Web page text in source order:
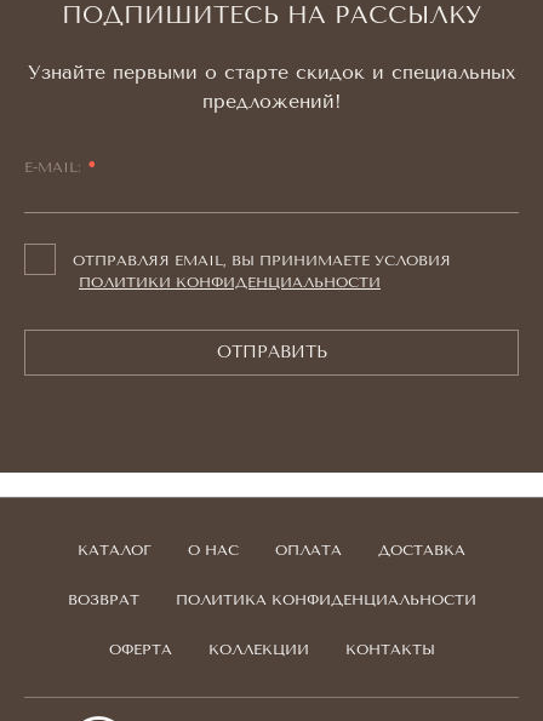
ПОДПИШИТЕСЬ НА РАССЫЛКУ
Узнайте первыми о старте скидок и специальных
предложений!
E-MAIL:
ОТПРАВЛЯЯ EMAIL, ВЫ ПРИНИМАЕТЕ УСЛОВИЯ
ПОЛИТИКИ КОНФИДЕНЦИАЛЬНОСТИ
ОТПРАВИТЬ
КАТАЛОГ О НАС ОПЛАТА ДОСТАВКА
ВОЗВРАТ ПОЛИТИКА КОНФИДЕНЦИАЛЬНОСТИ
ОФЕРТА КОЛЛЕКЦИИ КОНТАКТЫ